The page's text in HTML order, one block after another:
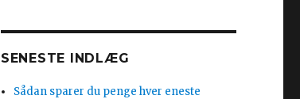
SENESTE INDLÆG
Sådan sparer du penge hver eneste